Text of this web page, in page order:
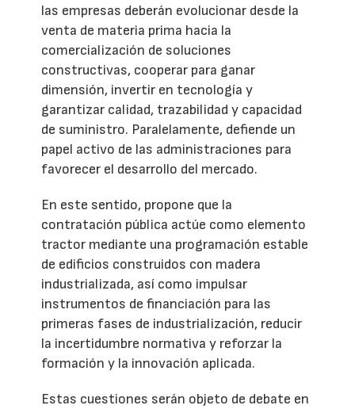
las empresas deberán evolucionar desde la
venta de materia prima hacia la
comercialización de soluciones
constructivas, cooperar para ganar
dimensión, invertir en tecnología y
garantizar calidad, trazabilidad y capacidad
de suministro. Paralelamente, defiende un
papel activo de las administraciones para
favorecer el desarrollo del mercado.
En este sentido, propone que la
contratación pública actúe como elemento
tractor mediante una programación estable
de edificios construidos con madera
industrializada, así como impulsar
instrumentos de financiación para las
primeras fases de industrialización, reducir
la incertidumbre normativa y reforzar la
formación y la innovación aplicada.
Estas cuestiones serán objeto de debate en